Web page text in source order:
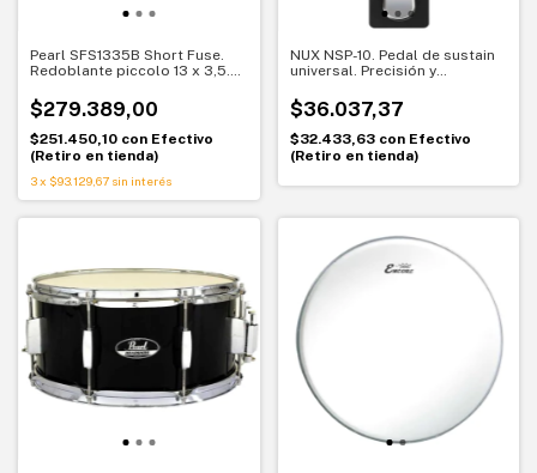
Pearl SFS1335B Short Fuse.
Redoblante piccolo 13 x 3,5.
$279.389,00
$251.450,10 con Efectivo
(Retiro en tienda)
3x $93.129,67 sin interés
NUX NSP-10. Pedal de sustain
universal. Precisión y
$36.037,37
$32.433,63 con Efectivo
(Retiro en tienda)